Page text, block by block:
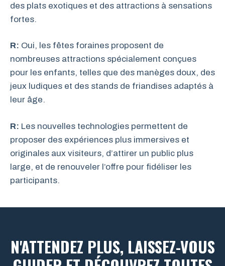
des plats exotiques et des attractions à sensations
fortes.
R: Oui, les fêtes foraines proposent de
nombreuses attractions spécialement conçues
pour les enfants, telles que des manèges doux, des
jeux ludiques et des stands de friandises adaptés à
leur âge.
R: Les nouvelles technologies permettent de
proposer des expériences plus immersives et
originales aux visiteurs, d’attirer un public plus
large, et de renouveler l’offre pour fidéliser les
participants.
N'ATTENDEZ PLUS, LAISSEZ-VOUS